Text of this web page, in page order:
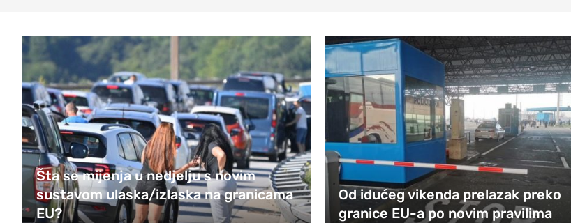
Šta se mijenja u nedjelju s novim
sustavom ulaska/izlaska na granicama
EU?
Od idućeg vikenda prelazak preko
granice EU-a po novim pravilima